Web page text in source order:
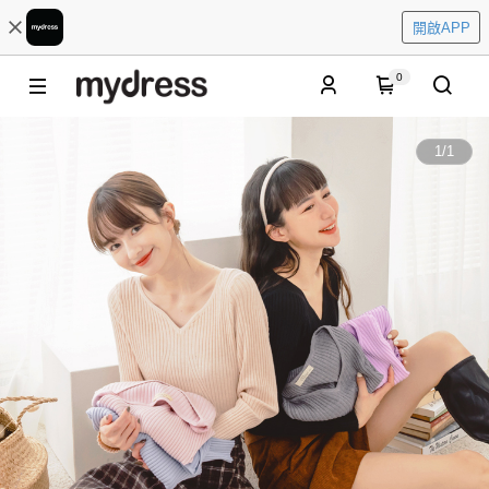
開啟APP
0
1/1